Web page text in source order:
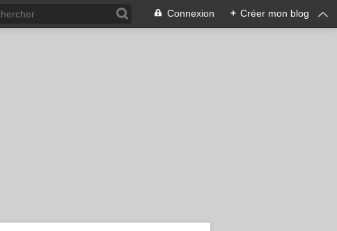
Connexion + Créer mon blog